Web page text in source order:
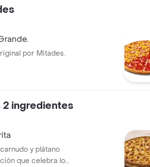
por Mitades.
2 ingredientes
y plátano
que celebra los